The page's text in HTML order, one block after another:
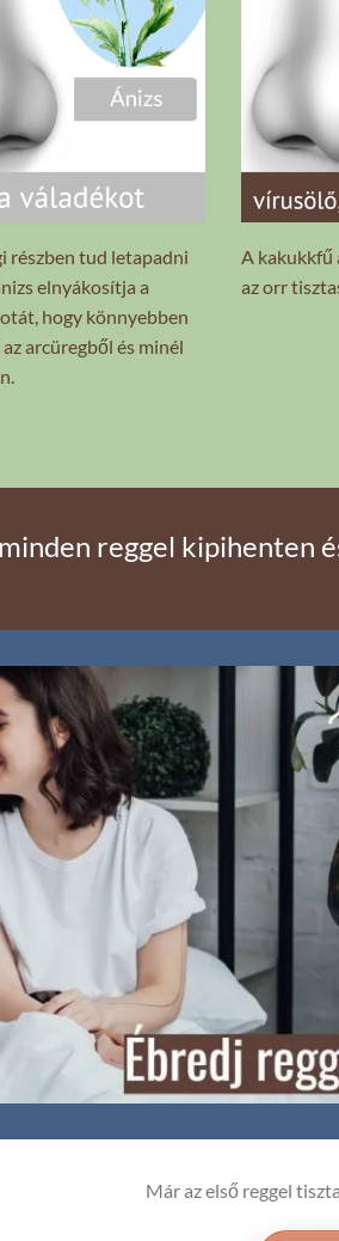
részben tud letapadni
elnyákosítja a
hogy könnyebben
arcüregből és minél
A kakukkfű
az orr
reggel kipihenten
Már az első reggel